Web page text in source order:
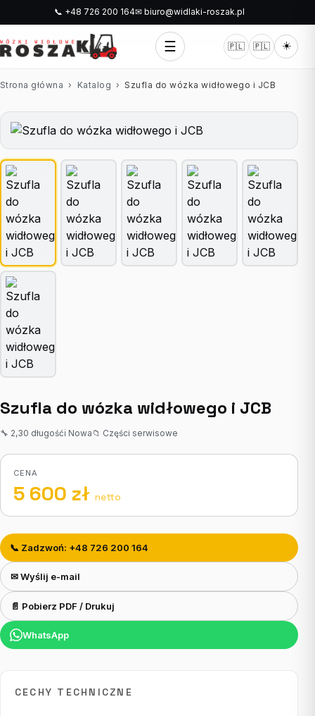
📞 +48 726 200 164✉ biuro@widlaki-roszak.pl
☰ 🇵🇱 🇵🇱 ☀️
Strona główna › Katalog ›Szufla do wózka widłowego i JCB
Szufla do wózka widłowego i JCB
🔧 2,30 długośćℹ Nowa 📁 Części serwisowe
CENA
5 600 zł netto
📞 Zadzwoń: +48 726 200 164
✉ Wyślij e-mail
📄 Pobierz PDF / Drukuj
WhatsApp
CECHY TECHNICZNE